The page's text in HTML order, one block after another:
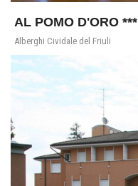
AL POMO D'ORO ***
Alberghi Cividale del Friuli